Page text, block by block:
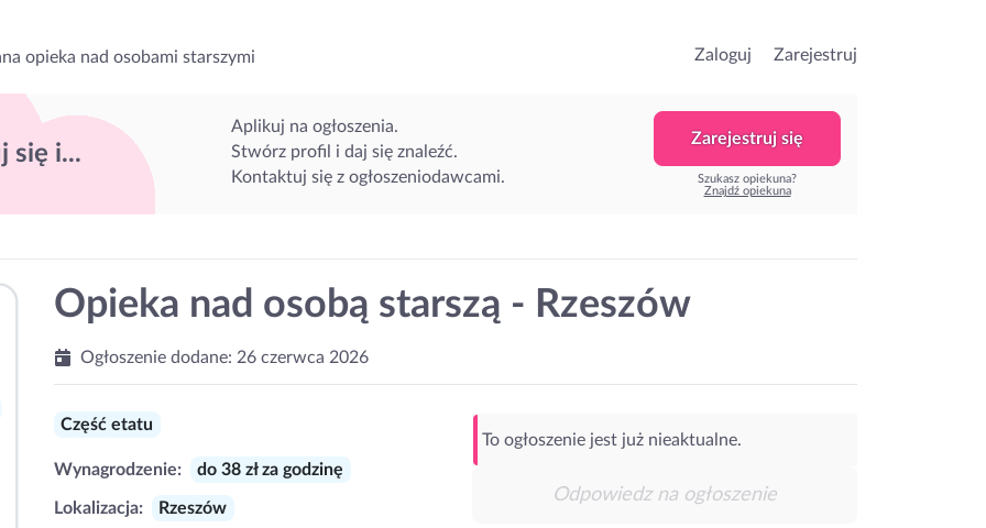
opieka nad osobami starszymi Zaloguj Zarejestruj
się i...
Aplikuj na ogłoszenia.
Stwórz profil i daj się znaleźć.
Kontaktuj się z ogłoszeniodawcami.
Zarejestruj się
Szukasz opiekuna?
Znajdź opiekuna
Opieka nad osobą starszą - Rzeszów
Ogłoszenie dodane: 26 czerwca 2026
Część etatu
Wynagrodzenie: do 38 zł za godzinę
Lokalizacja: Rzeszów
To ogłoszenie jest już nieaktualne.
Odpowiedz na ogłoszenie